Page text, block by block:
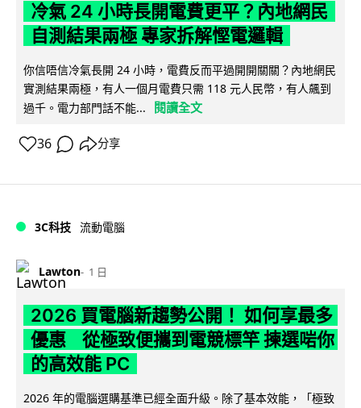
冷氣 24 小時長開電費更平？內地網民
自測結果兩極 專家拆解慳電邏輯
你信唔信冷氣長開 24 小時，電費反而平過開開關關？內地網民
實測結果兩極，有人一個月電費只需 118 元人民幣，有人飆到
過千。電力部門話不能...
閱讀全文
36 分享
3C科技 流動電腦
Lawton 1 日
2026 買電腦新趨勢公開！ 如何享最多
優惠 從極致便攜到電競標竿 揀選啱你
的高效能 PC
2026 年的電腦選購基準已經全面升級。除了基本效能，「極致